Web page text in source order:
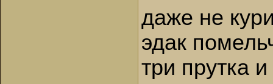
даже не
эдак
три прутка